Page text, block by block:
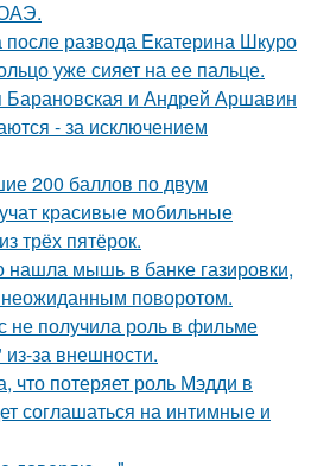
развода Екатерина Шкуро
уже сияет на ее пальце.
и Андрей Аршавин
- за исключением
200 баллов по двум
красивые мобильные
трёх пятёрок.
нашла мышь в банке газировки,
поворотом.
получила роль в фильме
за внешности.
что потеряет роль Мэдди в
соглашаться на интимные и